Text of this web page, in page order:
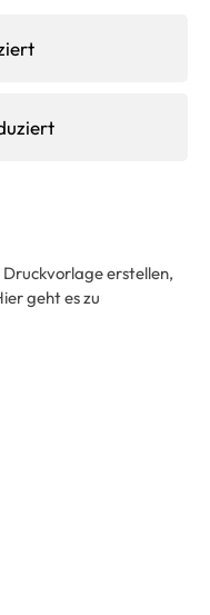
Druckvorlage erstellen,
geht es zu